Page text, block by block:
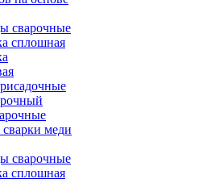
сварочные
сплошная
меди
сварочные
сплошная